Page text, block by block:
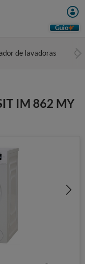
Guio
de lavadoras
IM 862 MY